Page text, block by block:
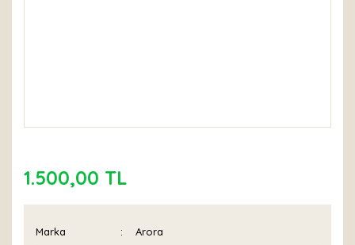
1.500,00 TL
Marka Arora